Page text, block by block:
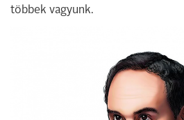
többek vagyunk.